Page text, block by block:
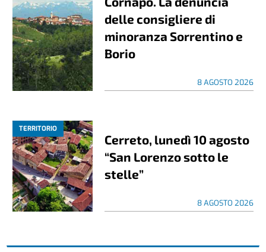
delle consigliere di
minoranza Sorrentino e
Borio
8 AGOSTO 2026
TERRITORIO
Cerreto, lunedì 10 agosto
“San Lorenzo sotto le
stelle”
8 AGOSTO 2026